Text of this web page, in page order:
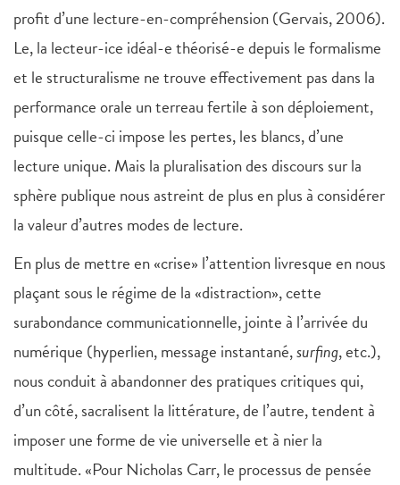
profit d’une lecture-en-compréhension (Gervais, 2006).
Le, la lecteur-ice idéal-e théorisé-e depuis le formalisme
et le structuralisme ne trouve effectivement pas dans la
performance orale un terreau fertile à son déploiement,
puisque celle-ci impose les pertes, les blancs, d’une
lecture unique. Mais la pluralisation des discours sur la
sphère publique nous astreint de plus en plus à considérer
la valeur d’autres modes de lecture.
En plus de mettre en «crise» l’attention livresque en nous
plaçant sous le régime de la «distraction», cette
surabondance communicationnelle, jointe à l’arrivée du
numérique (hyperlien, message instantané,surfing, etc.),
nous conduit à abandonner des pratiques critiques qui,
d’un côté, sacralisent la littérature, de l’autre, tendent à
imposer une forme de vie universelle et à nier la
multitude. «Pour Nicholas Carr, le processus de pensée